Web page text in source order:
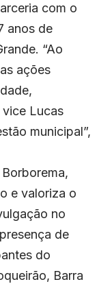
com o
anos de
“Ao
ações
Lucas
municipal”,
e valoriza o
no
de
do
Barra